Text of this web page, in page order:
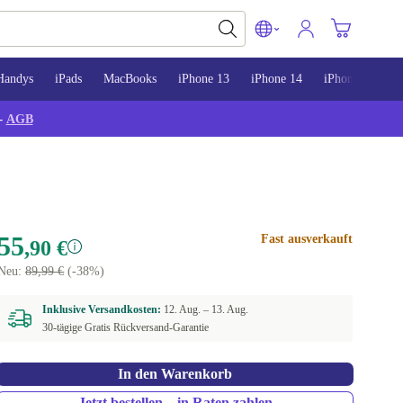
iPads MacBooks iPhone 13 iPhone 14 iPhone 15
AGB
,90 €
89,99 €(-38%)
Fast ausverkauft
Inklusive Versandkosten: 12. Aug. – 13. Aug.
30-tägige Gratis Rückversand-Garantie
In den Warenkorb